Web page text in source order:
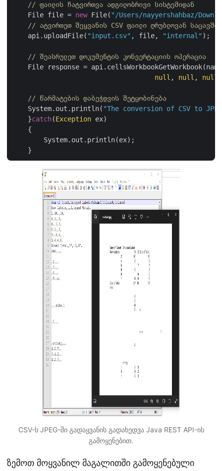
// ფაილის ჩატვირთვა ადგილობრივი სისტემიდან
    File file =
new File( "/Users/nayyershahbaz/
// ატვირთეთ შეყვანის CSV ფაილი ღრუბლოვან საცავში
    api.uploadFile(
"input.csv" , file, "internal" );
// შეასრულეთ დოკუმენტის კონვერტაციის ოპერაცია
File response =
null , null , null
// წარმატების დაბეჭდვის შეტყობინება
    System.out.println(
"The conversion of CSV to
    }
catch(Exception ex)
    {
        System.out.println(ex);
CSV-ს JPEG-ში გადაყვანის გადახედვა Java REST API-ის
გამოყენებით.
ზემოთ მოყვანილ მაგალითში გამოყენებული